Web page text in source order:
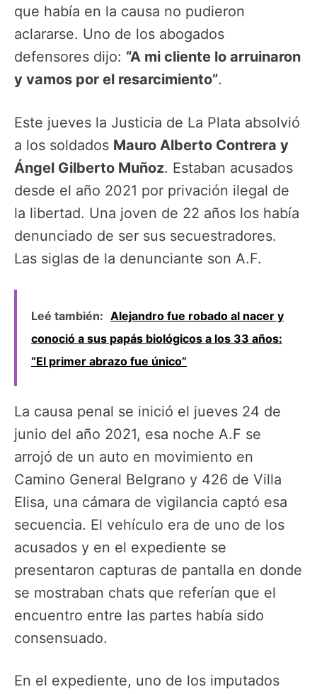
que había en la causa no pudieron
aclararse. Uno de los abogados
defensores dijo: “A mi cliente lo arruinaron
y vamos por el resarcimiento”.
Este jueves la Justicia de La Plata absolvió
a los soldados Mauro Alberto Contrera y
Ángel Gilberto Muñoz. Estaban acusados
desde el año 2021 por privación ilegal de
la libertad. Una joven de 22 años los había
denunciado de ser sus secuestradores.
Las siglas de la denunciante son A.F.
Leé también: Alejandro fue robado al nacer y
conoció a sus papás biológicos a los 33 años:
“El primer abrazo fue único”
La causa penal se inició el jueves 24 de
junio del año 2021, esa noche A.F se
arrojó de un auto en movimiento en
Camino General Belgrano y 426 de Villa
Elisa, una cámara de vigilancia captó esa
secuencia. El vehículo era de uno de los
acusados y en el expediente se
presentaron capturas de pantalla en donde
se mostraban chats que referían que el
encuentro entre las partes había sido
consensuado.
En el expediente, uno de los imputados